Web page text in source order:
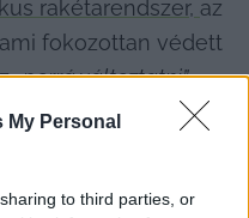
My Personal
to third parties, or
rakétarendszer, az
fokozottan védett
„porrá változtatni” –
csütörtökön a
Szervezete